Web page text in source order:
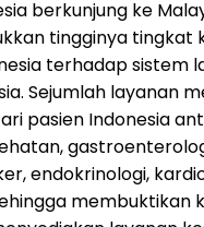
berkunjung ke
tingginya tingkat
terhadap sistem
Sejumlah layanan
pasien Indonesia
endokrinologi,
membuktikan